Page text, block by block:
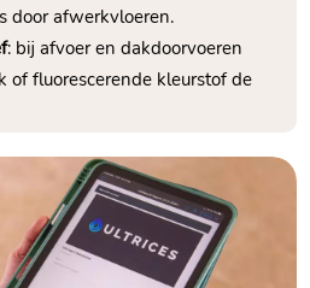
door afwerkvloeren.​
: bij afvoer en dakdoorvoeren
of fluorescerende kleurstof de